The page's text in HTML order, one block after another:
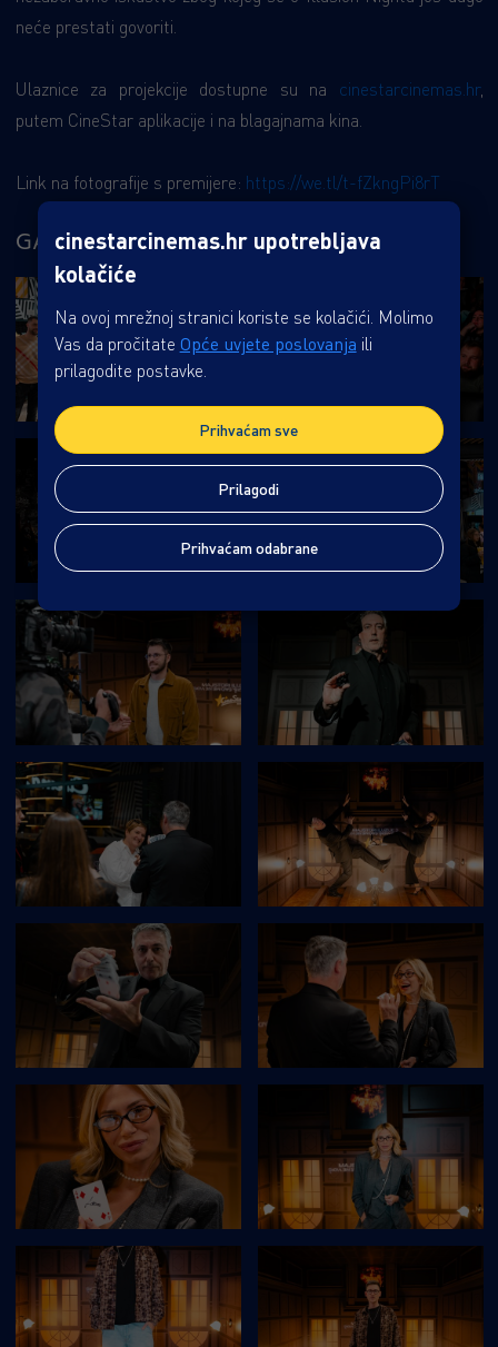
neće prestati govoriti.
Ulaznice za projekcije dostupne su na cinestarcinemas.hr,
putem CineStar aplikacije i na blagajnama kina.
Link na fotografije s premijere: https://we.tl/t-fZkngPi8rT
GALERIJA
cinestarcinemas.hr upotrebljava
kolačiće
Na ovoj mrežnoj stranici koriste se kolačići. Molimo
Vas da pročitate Opće uvjete poslovanja ili
prilagodite postavke.
Prihvaćam odabrane
Prilagodi
Prihvaćam sve